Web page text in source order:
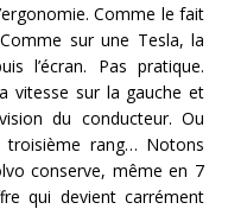
Comme le fait
sur une Tesla, la
l’écran. Pas pratique.
vitesse sur la gauche et
du conducteur. Ou
troisième rang… Notons
conserve, même en 7
qui devient carrément